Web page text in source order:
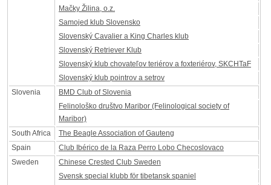
Mačky Žilina, o.z.
Samojed klub Slovensko
Slovenský Cavalier a King Charles klub
Slovenský Retriever Klub
Slovenský klub chovateľov teriérov a foxteriérov, SKCHTaF
Slovenský klub pointrov a setrov
Slovenia
BMD Club of Slovenia
Felinološko društvo Maribor (Felinological society of
Maribor)
South Africa
The Beagle Association of Gauteng
Spain
Club Ibérico de la Raza Perro Lobo Checoslovaco
Sweden
Chinese Crested Club Sweden
Svensk special klubb för tibetansk spaniel